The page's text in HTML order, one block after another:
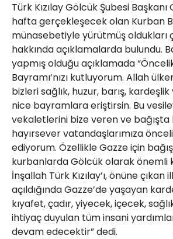
Türk Kızılay Gölcük Şubesi Başkanı
hafta gerçekleşecek olan Kurban
münasebetiyle yürütmüş oldukları
hakkında açıklamalarda bulundu.
yapmış olduğu açıklamada
Bayramı’nızı kutluyorum. Allah
bizleri sağlık, huzur, barış,
nice bayramlara eriştirsin. Bu
vekaletlerini bize veren ve bağışta
hayırsever vatandaşlarımıza
ediyorum. Özellikle Gazze için
kurbanlarda Gölcük olarak önemli
İnşallah Türk Kızılay’ı, önüne
açıldığında Gazze’de yaşayan
kıyafet, çadır, yiyecek, içecek,
ihtiyaç duyulan tüm insani
devam edecektir” dedi.